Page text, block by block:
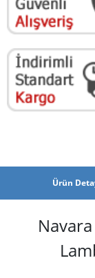
Ürün